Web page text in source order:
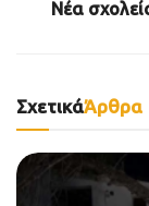
Νέα
ΣχετικάΆρθρα